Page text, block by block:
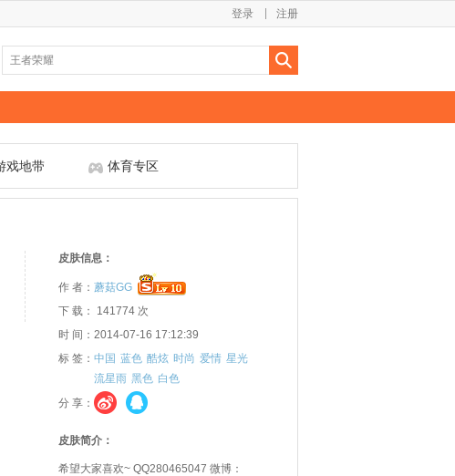
注册
登录
戏地带 体育专区
皮肤信息：
作 者： 蘑菇GG
下 载： 141774 次
时 间：2014-07-16 17:12:39
标 签： 中国 蓝色 酷炫 时尚 爱情 星光
流星雨 黑色 白色
分 享：
皮肤简介：
希望大家喜欢~ QQ280465047 微博：